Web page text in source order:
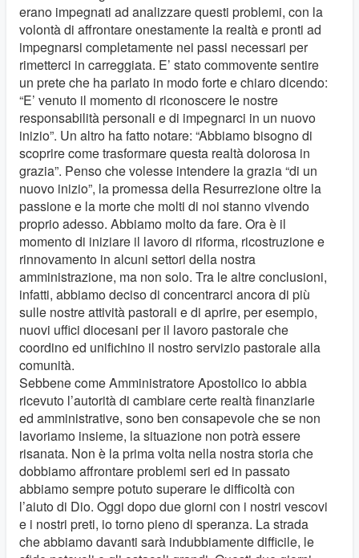
erano impegnati ad analizzare questi problemi, con la
volontà di affrontare onestamente la realtà e pronti ad
impegnarsi completamente nei passi necessari per
rimetterci in carreggiata. E’ stato commovente sentire
un prete che ha parlato in modo forte e chiaro dicendo:
“E’ venuto il momento di riconoscere le nostre
responsabilità personali e di impegnarci in un nuovo
inizio”. Un altro ha fatto notare: “Abbiamo bisogno di
scoprire come trasformare questa realtà dolorosa in
grazia”. Penso che volesse intendere la grazia “di un
nuovo inizio”, la promessa della Resurrezione oltre la
passione e la morte che molti di noi stanno vivendo
proprio adesso. Abbiamo molto da fare. Ora è il
momento di iniziare il lavoro di riforma, ricostruzione e
rinnovamento in alcuni settori della nostra
amministrazione, ma non solo. Tra le altre conclusioni,
infatti, abbiamo deciso di concentrarci ancora di più
sulle nostre attività pastorali e di aprire, per esempio,
nuovi uffici diocesani per il lavoro pastorale che
coordino ed unifichino il nostro servizio pastorale alla
comunità.
Sebbene come Amministratore Apostolico io abbia
ricevuto l’autorità di cambiare certe realtà finanziarie
ed amministrative, sono ben consapevole che se non
lavoriamo insieme, la situazione non potrà essere
risanata. Non è la prima volta nella nostra storia che
dobbiamo affrontare problemi seri ed in passato
abbiamo sempre potuto superare le difficoltà con
l’aiuto di Dio. Oggi dopo due giorni con i nostri vescovi
e i nostri preti, io torno pieno di speranza. La strada
che abbiamo davanti sarà indubbiamente difficile, le